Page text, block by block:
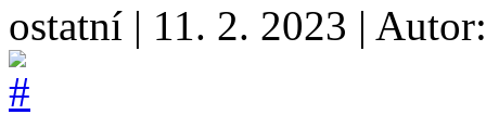
ostatní | 11. 2. 2023 |